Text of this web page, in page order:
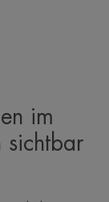
im
sichtbar